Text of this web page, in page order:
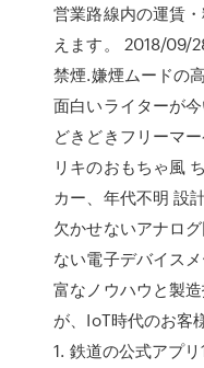
営業路線内の運賃
えます。 2018/09/
禁煙.嫌煙ムードの
面白いライターが
どきどきフリーマ
リキのおもちゃ風
カー、年代不明 設
欠かせないアナロ
ない電子デバイス
富なノウハウと製
が、IoT時代のお客
1. 鉄道の公式アプ